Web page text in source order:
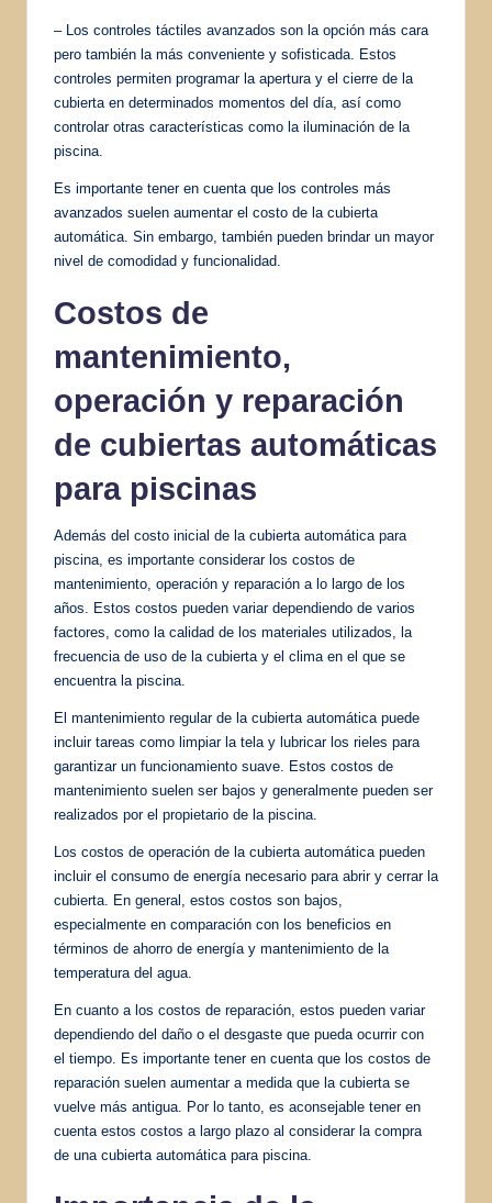
– Los controles táctiles avanzados son la opción más cara
pero también la más conveniente y sofisticada. Estos
controles permiten programar la apertura y el cierre de la
cubierta en determinados momentos del día, así como
controlar otras características como la iluminación de la
piscina.
Es importante tener en cuenta que los controles más
avanzados suelen aumentar el costo de la cubierta
automática. Sin embargo, también pueden brindar un mayor
nivel de comodidad y funcionalidad.
Costos de
mantenimiento,
operación y reparación
de cubiertas automáticas
para piscinas
Además del costo inicial de la cubierta automática para
piscina, es importante considerar los costos de
mantenimiento, operación y reparación a lo largo de los
años. Estos costos pueden variar dependiendo de varios
factores, como la calidad de los materiales utilizados, la
frecuencia de uso de la cubierta y el clima en el que se
encuentra la piscina.
El mantenimiento regular de la cubierta automática puede
incluir tareas como limpiar la tela y lubricar los rieles para
garantizar un funcionamiento suave. Estos costos de
mantenimiento suelen ser bajos y generalmente pueden ser
realizados por el propietario de la piscina.
Los costos de operación de la cubierta automática pueden
incluir el consumo de energía necesario para abrir y cerrar la
cubierta. En general, estos costos son bajos,
especialmente en comparación con los beneficios en
términos de ahorro de energía y mantenimiento de la
temperatura del agua.
En cuanto a los costos de reparación, estos pueden variar
dependiendo del daño o el desgaste que pueda ocurrir con
el tiempo. Es importante tener en cuenta que los costos de
reparación suelen aumentar a medida que la cubierta se
vuelve más antigua. Por lo tanto, es aconsejable tener en
cuenta estos costos a largo plazo al considerar la compra
de una cubierta automática para piscina.